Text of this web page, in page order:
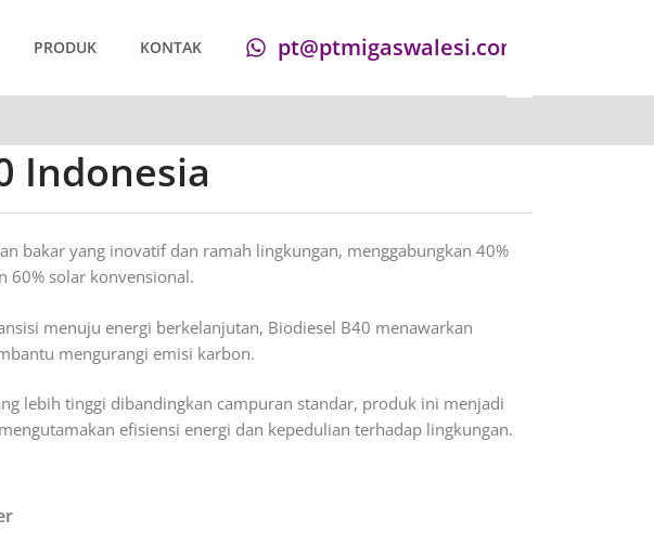
PRODUK KONTAK pt@ptmigaswalesi.com
Indonesia
bakar yang inovatif dan ramah lingkungan, menggabungkan 40%
60% solar konvensional.
menuju energi berkelanjutan, Biodiesel B40 menawarkan
mengurangi emisi karbon.
lebih tinggi dibandingkan campuran standar, produk ini menjadi
efisiensi energi dan kepedulian terhadap lingkungan.